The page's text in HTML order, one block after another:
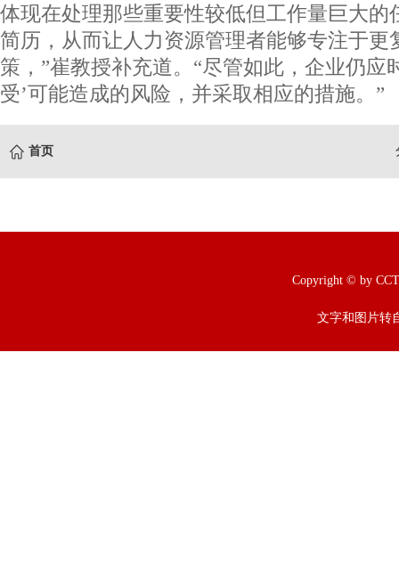
体现在处理那些重要性较低但工作量巨大的
简历，从而让人力资源管理者能够专注于更
策，”崔教授补充道。“尽管如此，企业仍应
受’可能造成的风险，并采取相应的措施。”
首页
Copyright © by
文字和图片转